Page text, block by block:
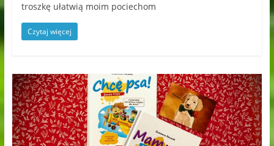
troszkę ułatwią moim pociechom
Czytaj więcej